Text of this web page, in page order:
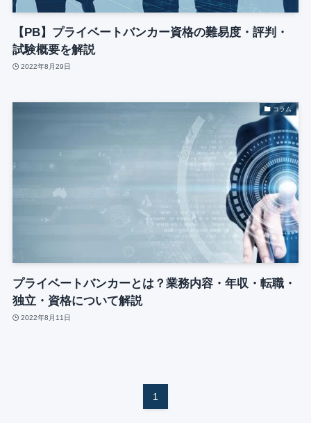
【PB】プライベートバンカー資格の難易度・評判・
試験概要を解説
2022年8月29日
コラム
プライベートバンカーとは？業務内容・年収・転職・
独立・資格について解説
2022年8月11日
1